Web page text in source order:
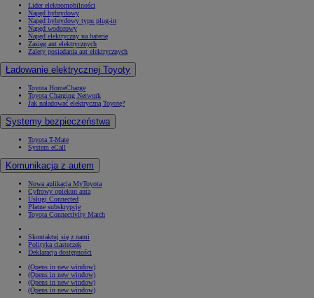
Lider elektromobilności
Napęd hybrydowy
Napęd hybrydowy typu plug-in
Napęd wodorowy
Napęd elektryczny na baterię
Zasięg aut elektrycznych
Zalety posiadania aut elektrycznych
Ładowanie elektrycznej Toyoty
Toyota HomeCharge
Toyota Charging Network
Jak naładować elektryczną Toyotę?
Systemy bezpieczeństwa
Toyota T-Mate
System eCall
Komunikacja z autem
Nowa aplikacja MyToyota
Cyfrowy opiekun auta
Usługi Connected
Płatne subskrypcje
Toyota Connectivity Match
Skontaktuj się z nami
Polityka ciasteczek
Deklaracja dostępności
(Opens in new window)
(Opens in new window)
(Opens in new window)
(Opens in new window)